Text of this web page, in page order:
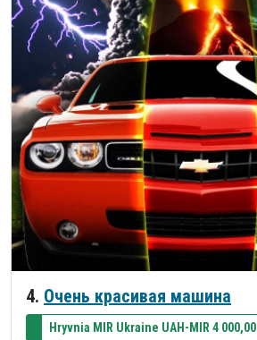
4. Очень красивая машина
Hryvnia MIR Ukraine UAH-MIR 4 000,00